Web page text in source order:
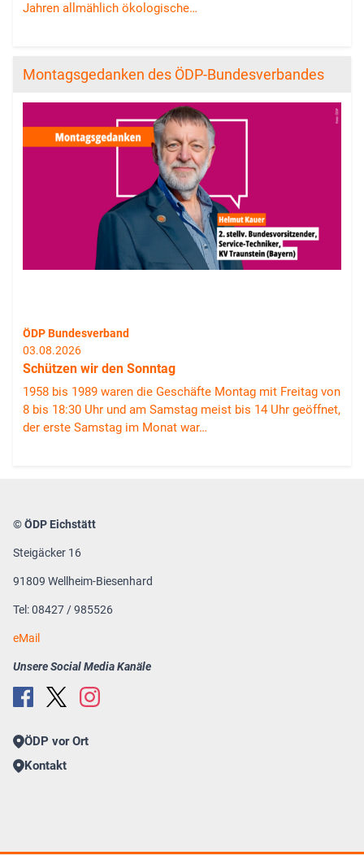
Jahren allmählich ökologische…
Montagsgedanken des ÖDP-Bundesverbandes
ÖDP Bundesverband
03.08.2026
Schützen wir den Sonntag
1958 bis 1989 waren die Geschäfte Montag mit Freitag von
8 bis 18:30 Uhr und am Samstag meist bis 14 Uhr geöffnet,
der erste Samstag im Monat war…
© ÖDP Eichstätt
Steigäcker 16
91809 Wellheim-Biesenhard
Tel: 08427 / 985526
eMail
Unsere Social Media Kanäle
ÖDP vor Ort
Kontakt